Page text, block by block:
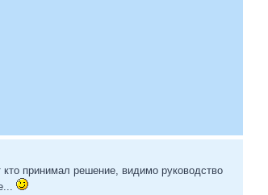
принимал решение, видимо руководство